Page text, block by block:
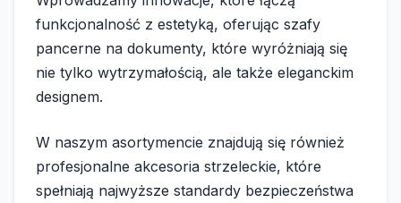
funkcjonalność z estetyką, oferując szafy
pancerne na dokumenty, które wyróżniają się
nie tylko wytrzymałością, ale także eleganckim
designem.
W naszym asortymencie znajdują się również
profesjonalne akcesoria strzeleckie, które
spełniają najwyższe standardy bezpieczeństwa